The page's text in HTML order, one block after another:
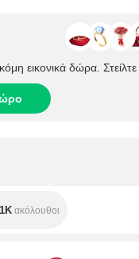
εικονικά δώρα.
ακόλουθοι